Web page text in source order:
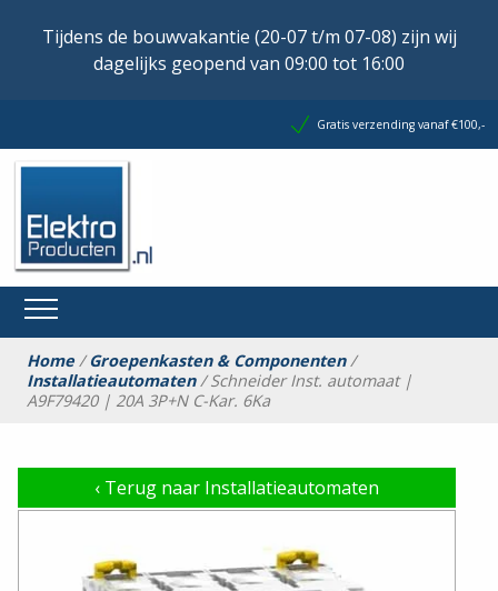
Tijdens de bouwvakantie (20-07 t/m 07-08) zijn wij
dagelijks geopend van 09:00 tot 16:00
Gratis verzending vanaf €100,-
Home/Groepenkasten & Componenten/
Installatieautomaten/ Schneider Inst. automaat |
A9F79420 | 20A 3P+N C-Kar. 6Ka
‹ Terug naar Installatieautomaten